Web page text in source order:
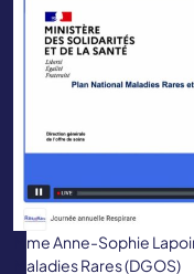
Mme Anne-Sophie
Maladies Rares (DGOS)